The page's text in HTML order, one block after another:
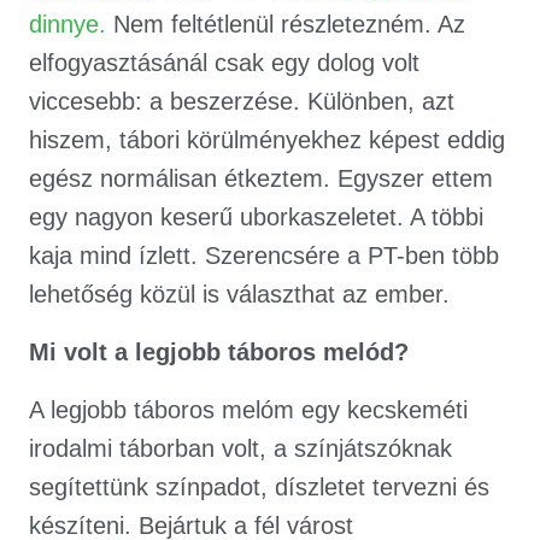
dinnye. Nem feltétlenül részletezném. Az
elfogyasztásánál csak egy dolog volt
viccesebb: a beszerzése. Különben, azt
hiszem, tábori körülményekhez képest eddig
egész normálisan étkeztem. Egyszer ettem
egy nagyon keserű uborkaszeletet. A többi
kaja mind ízlett. Szerencsére a PT-ben több
lehetőség közül is választhat az ember.
Mi volt a legjobb táboros melód?
A legjobb táboros melóm egy kecskeméti
irodalmi táborban volt, a színjátszóknak
segítettünk színpadot, díszletet tervezni és
készíteni. Bejártuk a fél várost